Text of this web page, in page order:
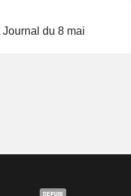
du 8 mai